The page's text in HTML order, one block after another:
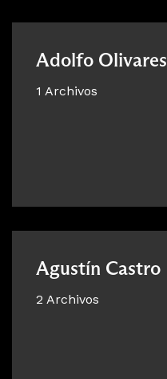
Adolfo Olivares
1 Archivos
Agustín Castro
2 Archivos